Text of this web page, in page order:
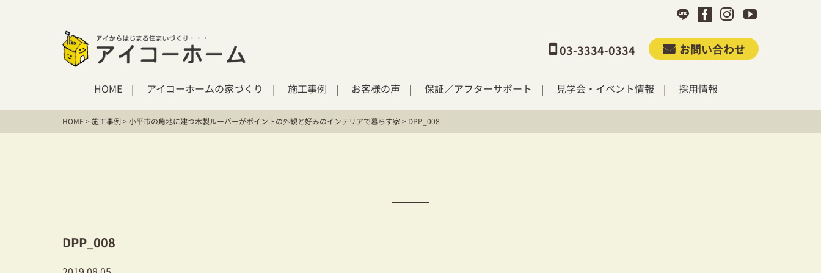
03-3334-0334 お問い合わせ
HOME アイコーホームの家づくり 施工事例 お客様の声 保証／アフターサポート 見学会・イベント情報 採用情報
HOME>施工事例>小平市の角地に建つ木製ルーバーがポイントの外観と好みのインテリアで暮らす家 > DPP_008
DPP_008